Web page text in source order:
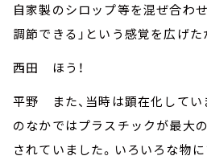
自家製のシロップ等を混ぜ合わ
調節できる」という感覚を広げた
西田 ほう！
平野 また、当時は顕在化してい
のなかではプラスチックが最大
されていました。いろいろな物